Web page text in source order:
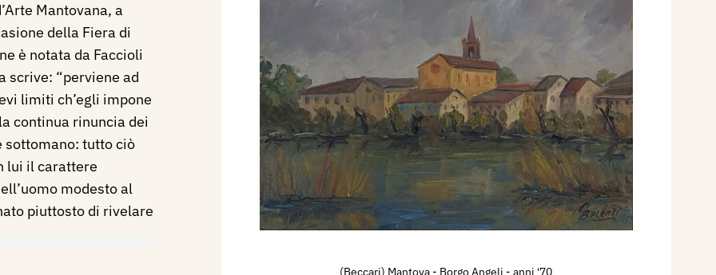
(Beccari) Mantova - Borgo Angeli - anni '70
Mantovana, a
della Fiera di
è notata da Faccioli
scrive: “perviene ad
limiti ch’egli impone
continua rinuncia dei
sottomano: tutto ciò
lui il carattere
modesto al
piuttosto di rivelare
Artistico